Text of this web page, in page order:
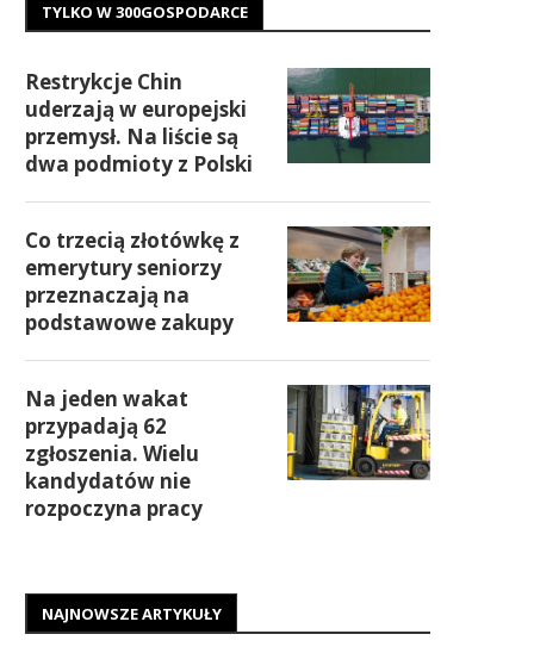
TYLKO W 300GOSPODARCE
Restrykcje Chin
uderzają w europejski
przemysł. Na liście są
dwa podmioty z Polski
Co trzecią złotówkę z
emerytury seniorzy
przeznaczają na
podstawowe zakupy
Na jeden wakat
przypadają 62
zgłoszenia. Wielu
kandydatów nie
rozpoczyna pracy
NAJNOWSZE ARTYKUŁY